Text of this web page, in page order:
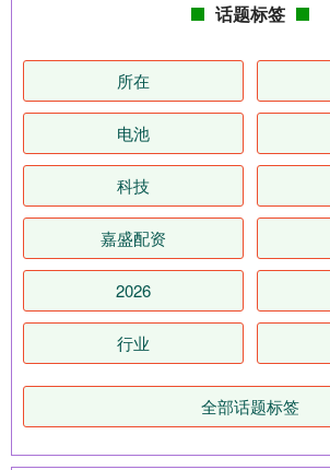
话题标签
所在
电池
科技
嘉盛配资
2026
行业
全部话题标签